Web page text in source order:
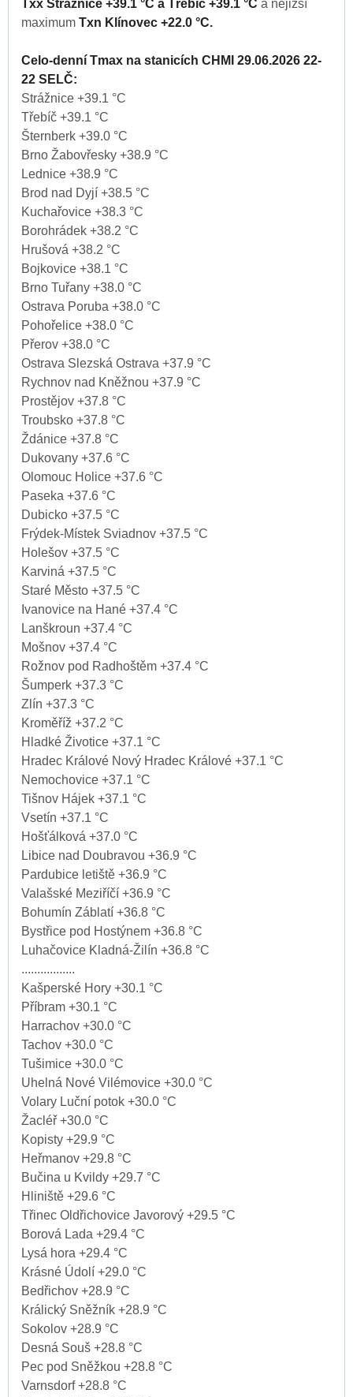
Txx Strážnice +39.1 °C a Třebíč +39.1 °C a nejižší
maximum Txn Klínovec +22.0 °C.
Celo-denní Tmax na stanicích CHMI 29.06.2026 22-
22 SELČ:
Strážnice +39.1 °C
Třebíč +39.1 °C
Šternberk +39.0 °C
Brno Žabovřesky +38.9 °C
Lednice +38.9 °C
Brod nad Dyjí +38.5 °C
Kuchařovice +38.3 °C
Borohrádek +38.2 °C
Hrušová +38.2 °C
Bojkovice +38.1 °C
Brno Tuřany +38.0 °C
Ostrava Poruba +38.0 °C
Pohořelice +38.0 °C
Přerov +38.0 °C
Ostrava Slezská Ostrava +37.9 °C
Rychnov nad Kněžnou +37.9 °C
Prostějov +37.8 °C
Troubsko +37.8 °C
Ždánice +37.8 °C
Dukovany +37.6 °C
Olomouc Holice +37.6 °C
Paseka +37.6 °C
Dubicko +37.5 °C
Frýdek-Místek Sviadnov +37.5 °C
Holešov +37.5 °C
Karviná +37.5 °C
Staré Město +37.5 °C
Ivanovice na Hané +37.4 °C
Lanškroun +37.4 °C
Mošnov +37.4 °C
Rožnov pod Radhoštěm +37.4 °C
Šumperk +37.3 °C
Zlín +37.3 °C
Kroměříž +37.2 °C
Hladké Životice +37.1 °C
Hradec Králové Nový Hradec Králové +37.1 °C
Nemochovice +37.1 °C
Tišnov Hájek +37.1 °C
Vsetín +37.1 °C
Hošťálková +37.0 °C
Libice nad Doubravou +36.9 °C
Pardubice letiště +36.9 °C
Valašské Meziříčí +36.9 °C
Bohumín Záblatí +36.8 °C
Bystřice pod Hostýnem +36.8 °C
Luhačovice Kladná-Žilín +36.8 °C
.................
Kašperské Hory +30.1 °C
Příbram +30.1 °C
Harrachov +30.0 °C
Tachov +30.0 °C
Tušimice +30.0 °C
Uhelná Nové Vilémovice +30.0 °C
Volary Luční potok +30.0 °C
Žacléř +30.0 °C
Kopisty +29.9 °C
Heřmanov +29.8 °C
Bučina u Kvildy +29.7 °C
Hliniště +29.6 °C
Třinec Oldřichovice Javorový +29.5 °C
Borová Lada +29.4 °C
Lysá hora +29.4 °C
Krásné Údolí +29.0 °C
Bedřichov +28.9 °C
Králický Sněžník +28.9 °C
Sokolov +28.9 °C
Desná Souš +28.8 °C
Pec pod Sněžkou +28.8 °C
Varnsdorf +28.8 °C